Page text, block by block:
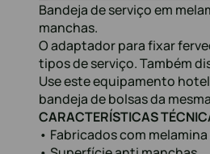
Bandeja de serviço em
manchas.
O adaptador para fixar
tipos de serviço. Também
Use este equipamento
bandeja de bolsas da
CARACTERÍSTICAS
• Fabricados com